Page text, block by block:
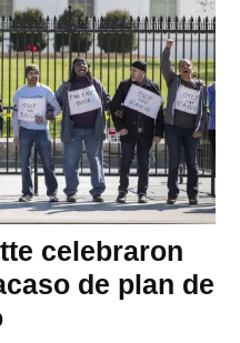
celebraron
de plan de